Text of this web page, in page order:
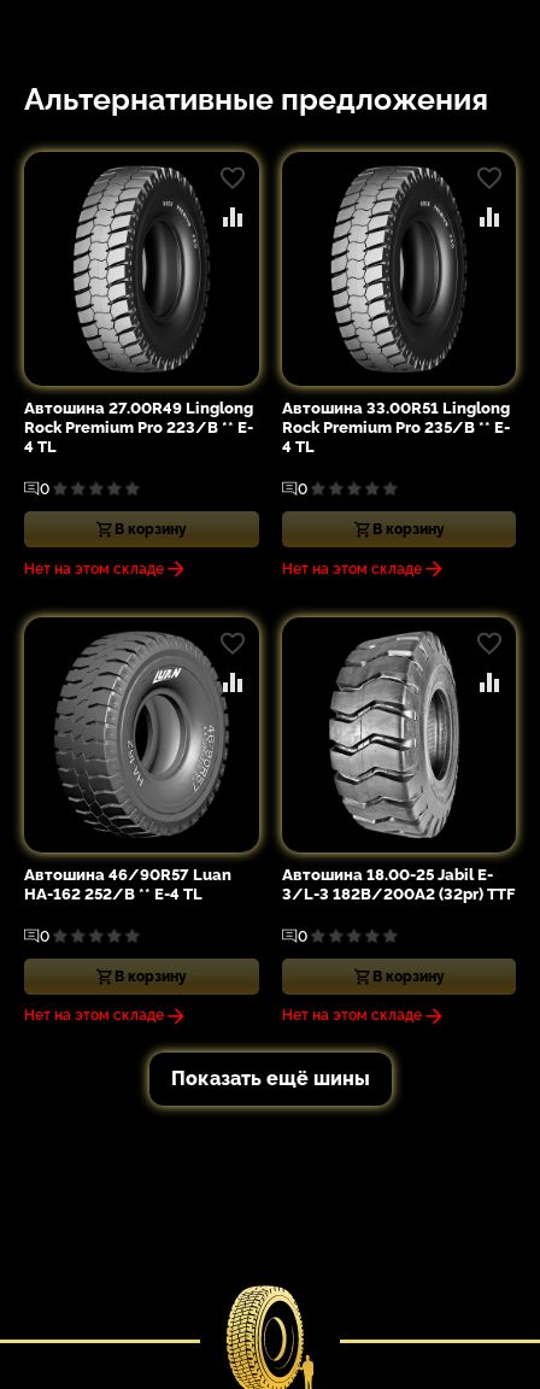
Альтернативные предложения
Автошина 27.00R49 Linglong
Rock Premium Pro 223/B ** E-
4 TL
0
В корзину
Нет на этом складе
Автошина 33.00R51 Linglong
Rock Premium Pro 235/B ** E-
4 TL
0
В корзину
Нет на этом складе
Автошина 46/90R57 Luan
HA-162 252/B ** E-4 TL
0
В корзину
Нет на этом складе
Автошина 18.00-25 Jabil E-
3/L-3 182B/200A2 (32pr) TTF
0
В корзину
Нет на этом складе
Показать ещё шины